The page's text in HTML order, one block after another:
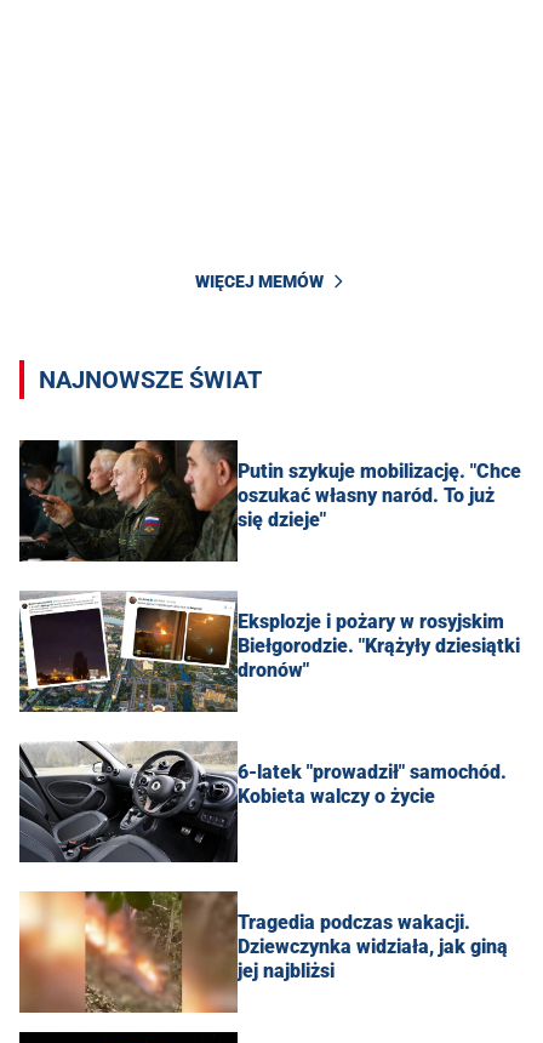
WIĘCEJ MEMÓW
NAJNOWSZE ŚWIAT
Putin szykuje mobilizację. "Chce
oszukać własny naród. To już
się dzieje"
Eksplozje i pożary w rosyjskim
Biełgorodzie. "Krążyły dziesiątki
dronów"
6-latek "prowadził" samochód.
Kobieta walczy o życie
Tragedia podczas wakacji.
Dziewczynka widziała, jak giną
jej najbliżsi